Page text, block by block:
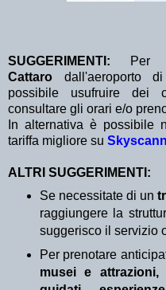
SUGGERIMENTI: Per
Cattaro dall'aeroporto
possibile usufruire dei
consultare gli orari e/o
In alternativa è possibile
tariffa migliore su
ALTRI SUGGERIMENTI:
Se necessitate di un
raggiungere la
suggerisco il servizio
Per prenotare
musei e attrazioni,